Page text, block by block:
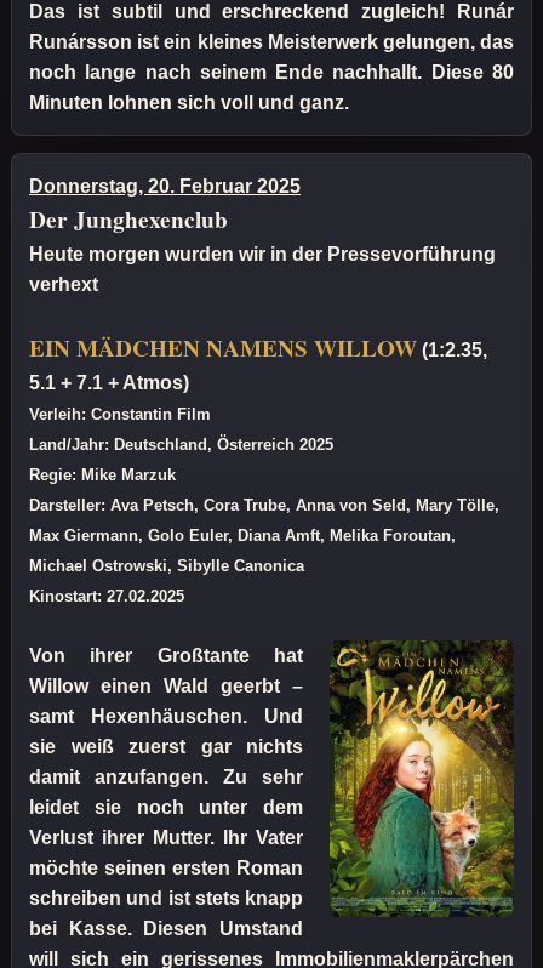
Das ist subtil und erschreckend zugleich! Runár
Runársson ist ein kleines Meisterwerk gelungen, das
noch lange nach seinem Ende nachhallt. Diese 80
Minuten lohnen sich voll und ganz.
Donnerstag, 20. Februar 2025
Der Junghexenclub
Heute morgen wurden wir in der Pressevorführung
verhext
EIN MÄDCHEN NAMENS WILLOW (1:2.35,
5.1 + 7.1 + Atmos)
Verleih: Constantin Film
Land/Jahr: Deutschland, Österreich 2025
Regie: Mike Marzuk
Darsteller: Ava Petsch, Cora Trube, Anna von Seld, Mary Tölle,
Max Giermann, Golo Euler, Diana Amft, Melika Foroutan,
Michael Ostrowski, Sibylle Canonica
Kinostart: 27.02.2025
Von ihrer Großtante hat
Willow einen Wald geerbt –
samt Hexenhäuschen. Und
sie weiß zuerst gar nichts
damit anzufangen. Zu sehr
leidet sie noch unter dem
Verlust ihrer Mutter. Ihr Vater
möchte seinen ersten Roman
schreiben und ist stets knapp
bei Kasse. Diesen Umstand
will sich ein gerissenes Immobilienmaklerpärchen